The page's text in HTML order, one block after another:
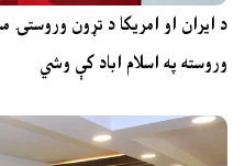
د ایران او امریکا د تړون
وروسته په اسلام اباد کې وشي